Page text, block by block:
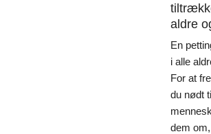
aldre
En
i alle
For at
du nødt
dem